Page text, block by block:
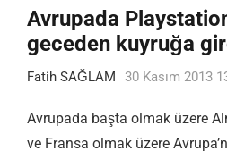
Avrupada
geceden kuyruğa
Fatih SAĞLAM 30 Kasım 2013
Avrupada başta olmak üzere
ve Fransa olmak üzere